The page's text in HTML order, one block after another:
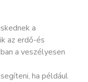
a
az erdő-és
a veszélyesen
ha például